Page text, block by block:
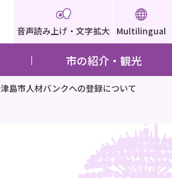
音声読み上げ・文字拡大 Multilingual
市の紹介・観光
津島市人材バンクへの登録について